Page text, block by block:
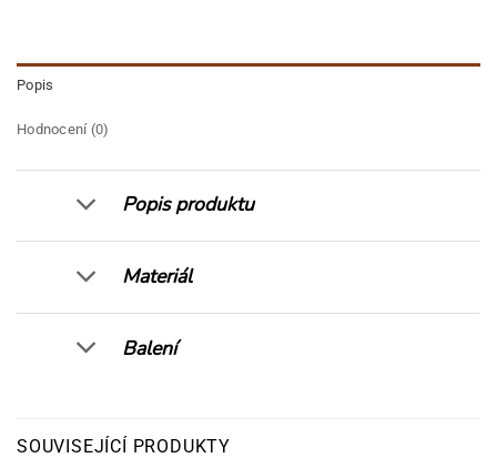
Popis
Hodnocení (0)
Popis produktu
Materiál
Balení
SOUVISEJÍCÍ PRODUKTY